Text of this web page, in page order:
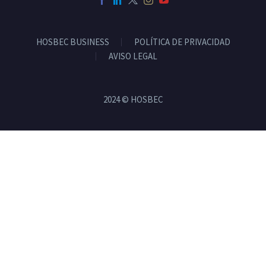
HOSBEC BUSINESS
POLÍTICA DE PRIVACIDAD
AVISO LEGAL
2024 © HOSBEC